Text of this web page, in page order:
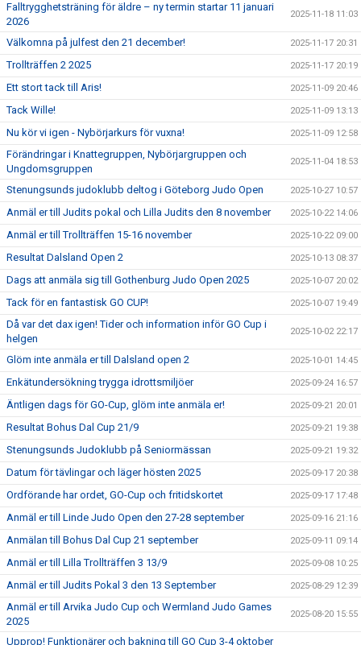
Falltrygghetsträning för äldre – ny termin startar 11 januari
2026
2025-11-18 11:03
Välkomna på julfest den 21 december! 2025-11-17 20:31
Trollträffen 2 2025 2025-11-17 20:19
Ett stort tack till Aris! 2025-11-09 20:46
Tack Wille! 2025-11-09 13:13
Nu kör vi igen - Nybörjarkurs för vuxna! 2025-11-09 12:58
Förändringar i Knattegruppen, Nybörjargruppen och
Ungdomsgruppen
2025-11-04 18:53
Stenungsunds judoklubb deltog i Göteborg Judo Open 2025-10-27 10:57
Anmäl er till Judits pokal och Lilla Judits den 8 november 2025-10-22 14:06
Anmäl er till Trollträffen 15-16 november 2025-10-22 09:00
Resultat Dalsland Open 2 2025-10-13 08:37
Dags att anmäla sig till Gothenburg Judo Open 2025 2025-10-07 20:02
Tack för en fantastisk GO CUP! 2025-10-07 19:49
Då var det dax igen! Tider och information inför GO Cup i
helgen
2025-10-02 22:17
Glöm inte anmäla er till Dalsland open 2 2025-10-01 14:45
Enkätundersökning trygga idrottsmiljöer 2025-09-24 16:57
Äntligen dags för GO-Cup, glöm inte anmäla er! 2025-09-21 20:01
Resultat Bohus Dal Cup 21/9 2025-09-21 19:38
Stenungsunds Judoklubb på Seniormässan 2025-09-21 19:32
Datum för tävlingar och läger hösten 2025 2025-09-17 20:38
Ordförande har ordet, GO-Cup och fritidskortet 2025-09-17 17:48
Anmäl er till Linde Judo Open den 27-28 september 2025-09-16 21:16
Anmälan till Bohus Dal Cup 21 september 2025-09-11 09:14
Anmäl er till Lilla Trollträffen 3 13/9 2025-09-08 10:25
Anmäl er till Judits Pokal 3 den 13 September 2025-08-29 12:39
Anmäl er till Arvika Judo Cup och Wermland Judo Games
2025
2025-08-20 15:55
Upprop! Funktionärer och bakning till GO Cup 3-4 oktober